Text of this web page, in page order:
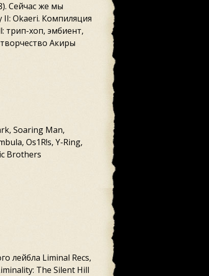
Сейчас же мы
Okaeri. Компиляция
трип-хоп, эмбиент,
Акиры
Soaring Man,
Os1R!s, Y-Ring,
Brothers
лейбла Liminal Recs,
The Silent Hill